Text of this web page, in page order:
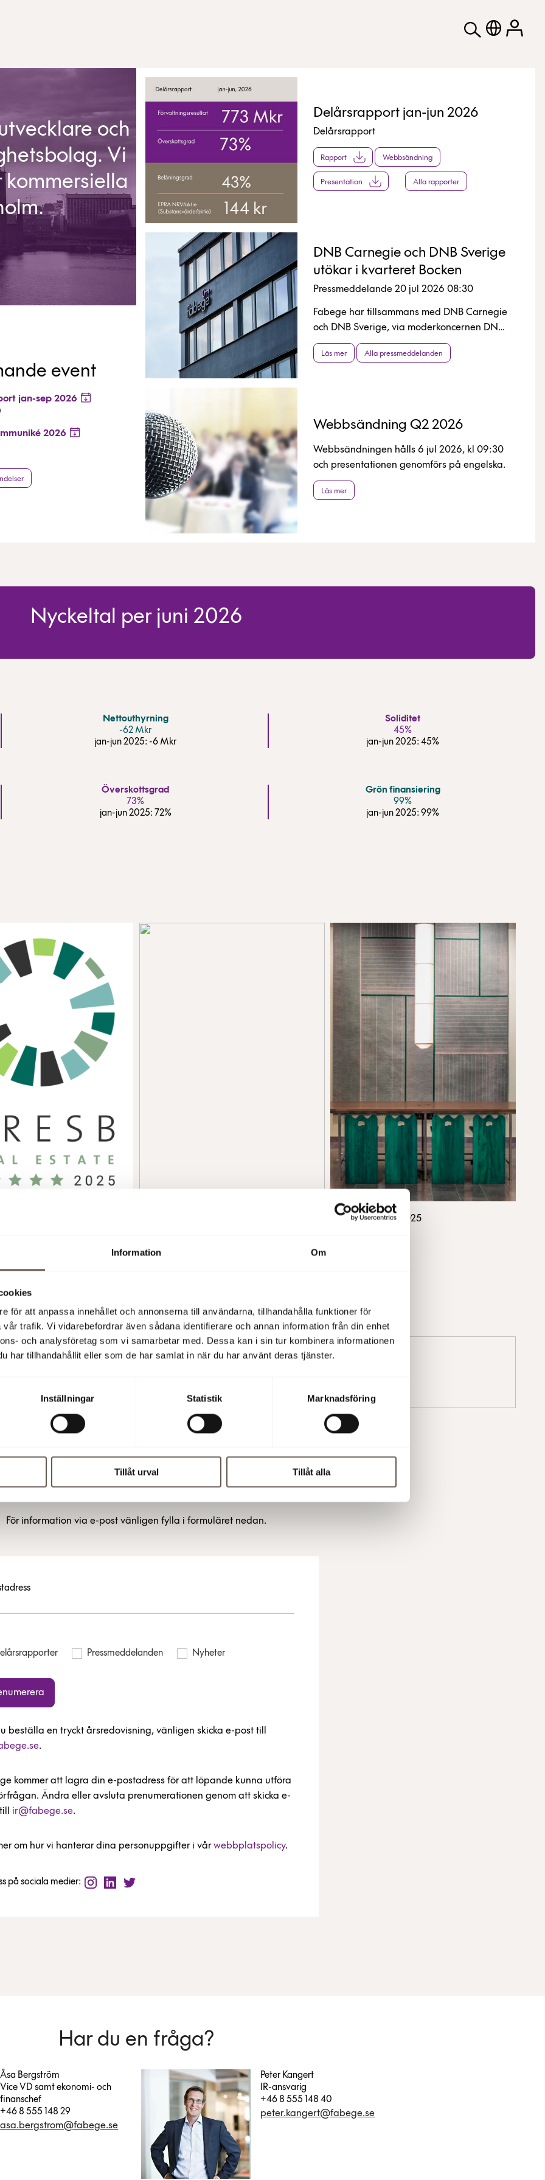
Information Om
för att anpassa innehållet och annonserna till användarna, tillhandahålla funktioner för
trafik. Vi vidarebefordrar även sådana identifierare och annan information från din enhet
och analysföretag som vi samarbetar med. Dessa kan i sin tur kombinera informationen
har tillhandahållit eller som de har samlat in när du har använt deras tjänster.
Inställningar Statistik Marknadsföring
Tillåt urval Tillåt alla
och
Vi
event
jan-sep 2026
2026
Delårsrapport jan-jun 2026
Delårsrapport
Rapport Webbsändning
Presentation Alla rapporter
DNB Carnegie och DNB Sverige
utökar i kvarteret Bocken
Pressmeddelande 20 jul 2026 08:30
Fabege har tillsammans med DNB Carnegie
och DNB Sverige, via moderkoncernen DNB
Bank ASA, tecknat avtal om en förlängd och
utökad förhyrning i kvarteret Bocken på
med DNB Sverige under samma tak i
Läs mer Alla pressmeddelanden
Webbsändning Q2 2026
Webbsändningen hålls 6 jul 2026, kl 09:30
och presentationen genomförs på engelska.
Läs mer
Nyckeltal per juni 2026
Nettouthyrning
-62 Mkr
jan-jun 2025: -6 Mkr
Soliditet
45%
jan-jun 2025: 45%
Överskottsgrad
73%
jan-jun 2025: 72%
Grön finansiering
99%
jan-jun 2025: 99%
1 inom kontor bland noterade
Årsredovisning 2025
geografisk
effektiv
och en stabil
för våra ägare och
Prenumerera
För information via e-post vänligen fylla i formuläret nedan.
Pressmeddelanden Nyheter
beställa en tryckt årsredovisning, vänligen skicka e-post till
.
kommer att lagra din e-postadress för att löpande kunna utföra
Ändra eller avsluta prenumerationen genom att skicka e-
ir@fabege.se.
om hur vi hanterar dina personuppgifter i vårwebbplatspolicy.
på sociala medier:
Har du en fråga?
Åsa Bergström
Vice VD samt ekonomi- och
finanschef
+46 8 555 148 29
asa.bergstrom@fabege.se
Peter Kangert
IR-ansvarig
+46 8 555 148 40
peter.kangert@fabege.se